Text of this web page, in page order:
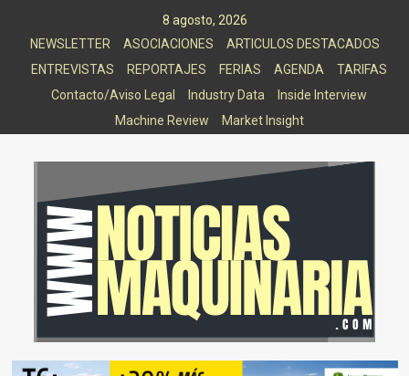
8 agosto, 2026
NEWSLETTER
ASOCIACIONES
ARTICULOS DESTACADOS
ENTREVISTAS
REPORTAJES FERIAS AGENDA
TARIFAS
Contacto/Aviso Legal
Industry Data
Inside Interview
Machine Review
Market Insight